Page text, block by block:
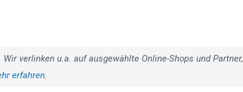
verlinken u.a. auf ausgewählte Online-Shops und Partner,
erfahren.